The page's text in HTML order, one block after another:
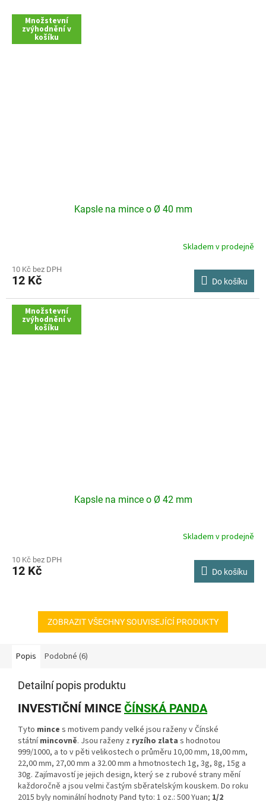
Množstevní
zvýhodnění v
košíku
Kapsle na mince o Ø 40 mm
produktu
je
z
hvězdiček.
Skladem v prodejně
10 Kč bez DPH
12 Kč Do košíku
Množstevní
zvýhodnění v
košíku
Kapsle na mince o Ø 42 mm
Skladem v prodejně
10 Kč bez DPH
12 Kč Do košíku
ZOBRAZIT VŠECHNY SOUVISEJÍCÍ PRODUKTY
Popis Podobné (6)
Detailní popis produktu
INVESTIČNÍ MINCE ČÍNSKÁ PANDA
Tyto mince s motivem pandy velké jsou raženy v Čínské
státnímincovně. Jsou raženy z ryzího zlata s hodnotou
999/1000, a to v pěti velikostech o průměru 10,00 mm, 18,00 mm,
22,00 mm, 27,00 mm a 32.00 mm a hmotnostech 1g, 3g, 8g, 15g a
30g. Zajímavostí je jejich design, který se z rubové strany mění
každoročně a jsou velmi častým sběratelským kouskem. Do roku
2015 byly nominální hodnoty Pand tyto: 1 oz.: 500 Yuan; 1/2